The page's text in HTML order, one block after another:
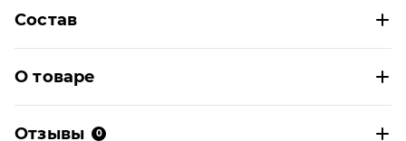
Состав
О товаре
Отзывы 0